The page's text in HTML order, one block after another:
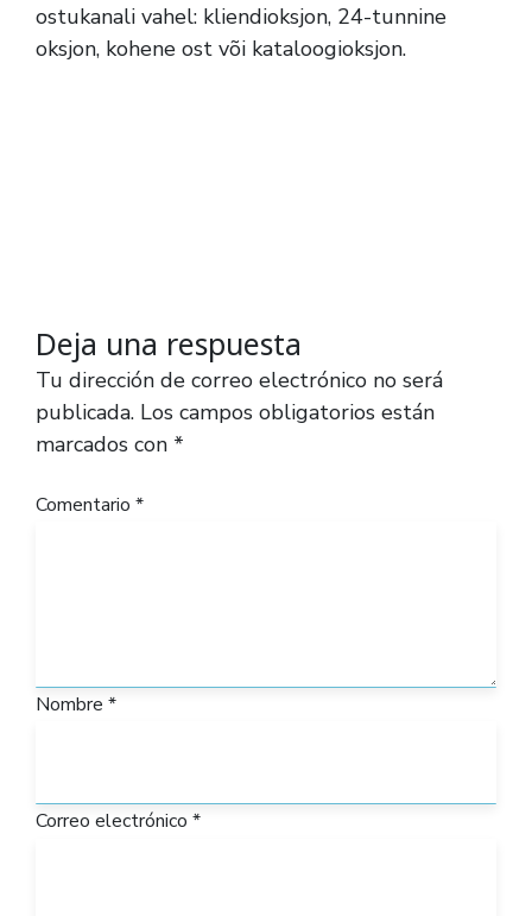
ostukanali vahel: kliendioksjon, 24-tunnine
oksjon, kohene ost või kataloogioksjon.
Deja una respuesta
Tu dirección de correo electrónico no será
publicada. Los campos obligatorios están
marcados con *
Comentario *
Nombre *
Correo electrónico *